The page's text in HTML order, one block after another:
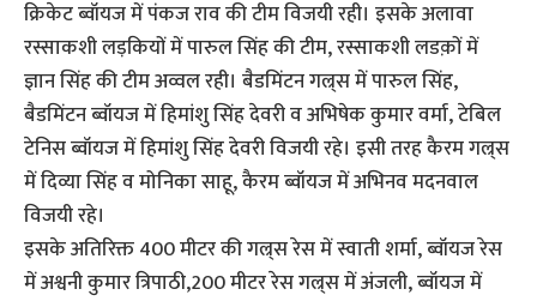
क्रिकेट ब्वॉयज में पंकज राव की टीम विजयी रही। इसके अलावा
रस्साकशी लड़कियों में पारुल सिंह की टीम, रस्साकशी लडक़ों में
ज्ञान सिंह की टीम अव्वल रही। बैडमिंटन गल्र्स में पारुल सिंह,
बैडमिंटन ब्वॉयज में हिमांशु सिंह देवरी व अभिषेक कुमार वर्मा, टेबिल
टेनिस ब्वॉयज में हिमांशु सिंह देवरी विजयी रहे। इसी तरह कैरम गल्र्स
में दिव्या सिंह व मोनिका साहू, कैरम ब्वॉयज में अभिनव मदनवाल
विजयी रहे।
इसके अतिरिक्त 400 मीटर की गल्र्स रेस में स्वाती शर्मा, ब्वॉयज रेस
में अश्वनी कुमार त्रिपाठी,200 मीटर रेस गल्र्स में अंजली, ब्वॉयज में